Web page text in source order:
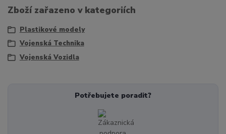
Zboží zařazeno v kategoriích
Plastikové modely
Vojenská Technika
Vojenská Vozidla
Potřebujete poradit?